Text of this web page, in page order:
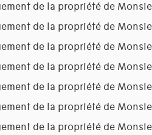
de la propriété de
de la propriété de
de la propriété de
de la propriété de
de la propriété de
de la propriété de
de la propriété de